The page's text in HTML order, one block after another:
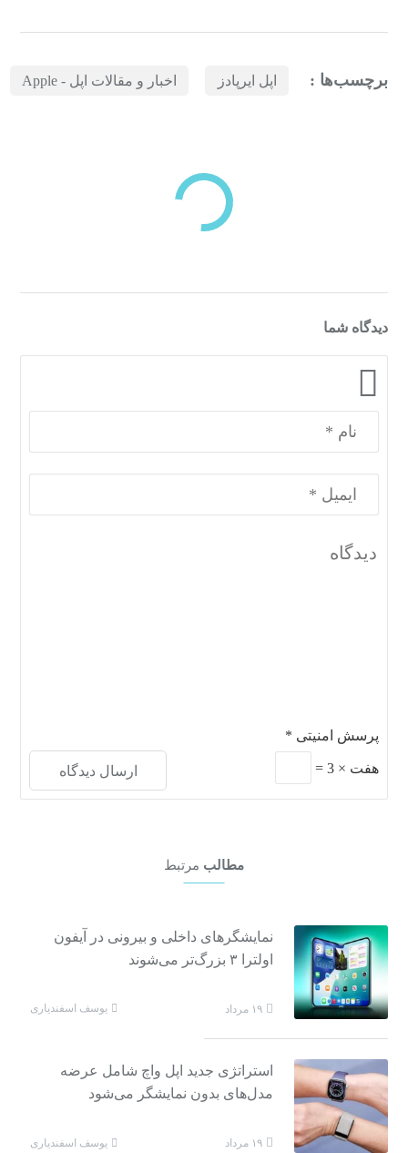
برچسب‌ها : اپل ایرپادز اخبار و مقالات اپل - Apple
دسته‌بندی‌های منتخب برای شما
دیدگاه شما
پرسش امنیتی *
هفت ×
3
=
مطالب مرتبط
نمایشگرهای داخلی و بیرونی در آیفون
اولترا ۳ بزرگ‌تر می‌شوند
۱۹ مرداد یوسف اسفندیاری
استراتژی جدید اپل واچ شامل عرضه
مدل‌های بدون نمایشگر می‌شود
۱۹ مرداد یوسف اسفندیاری